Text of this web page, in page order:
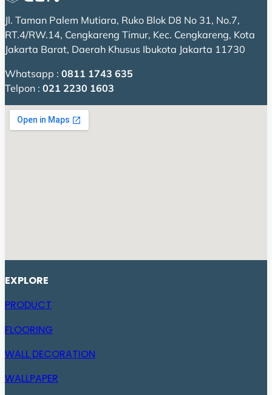
Jl. Taman Palem Mutiara, Ruko Blok D8 No 31, No.7,
RT.4/RW.14, Cengkareng Timur, Kec. Cengkareng, Kota
Jakarta Barat, Daerah Khusus Ibukota Jakarta 11730
Whatsapp : 0811 1743 635
Telpon : 021 2230 1603
EXPLORE
PRODUCT
FLOORING
WALL DECORATION
WALLPAPER